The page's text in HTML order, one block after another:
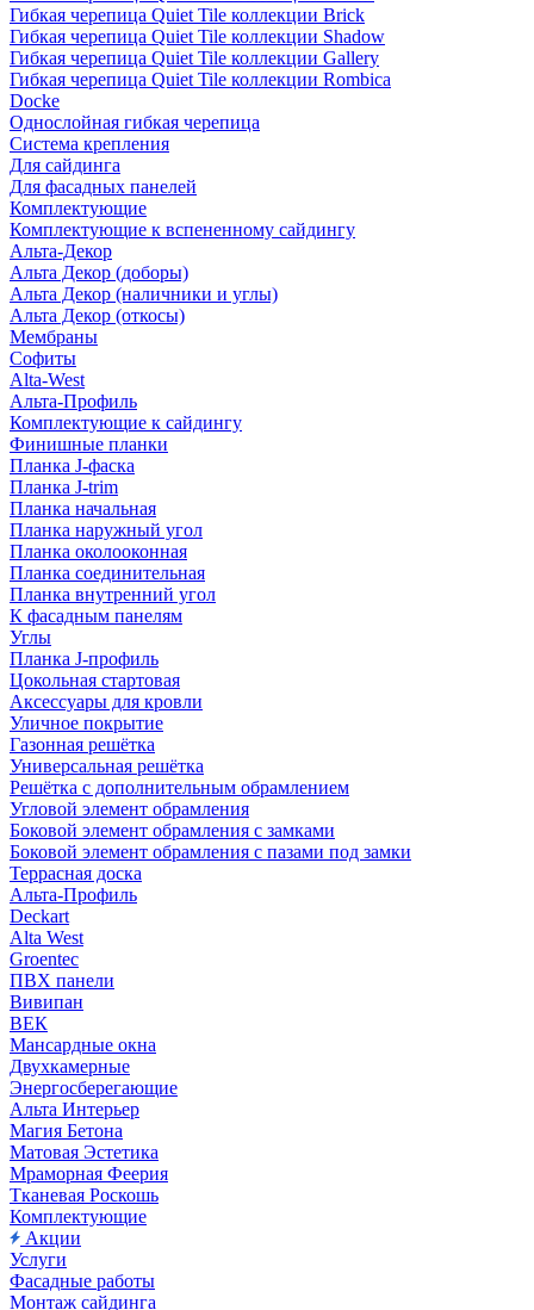
Гибкая черепица Quiet Tile коллекции Brick
Гибкая черепица Quiet Tile коллекции Shadow
Гибкая черепица Quiet Tile коллекции Gallery
Гибкая черепица Quiet Tile коллекции Rombica
Docke
Однослойная гибкая черепица
Система крепления
Для сайдинга
Для фасадных панелей
Комплектующие
Комплектующие к вспененному сайдингу
Альта-Декор
Альта Декор (доборы)
Альта Декор (наличники и углы)
Альта Декор (откосы)
Мембраны
Софиты
Alta-West
Альта-Профиль
Комплектующие к сайдингу
Финишные планки
Планка J-фаска
Планка J-trim
Планка начальная
Планка наружный угол
Планка околооконная
Планка соединительная
Планка внутренний угол
К фасадным панелям
Углы
Планка J-профиль
Цокольная стартовая
Аксессуары для кровли
Уличное покрытие
Газонная решётка
Универсальная решётка
Решётка с дополнительным обрамлением
Угловой элемент обрамления
Боковой элемент обрамления с замками
Боковой элемент обрамления с пазами под замки
Террасная доска
Альта-Профиль
Deckart
Alta West
Groentec
ПВХ панели
Вивипан
ВЕК
Мансардные окна
Двухкамерные
Энергосберегающие
Альта Интерьер
Магия Бетона
Матовая Эстетика
Мраморная Феерия
Тканевая Роскошь
Комплектующие
Акции
Услуги
Фасадные работы
Монтаж сайдинга